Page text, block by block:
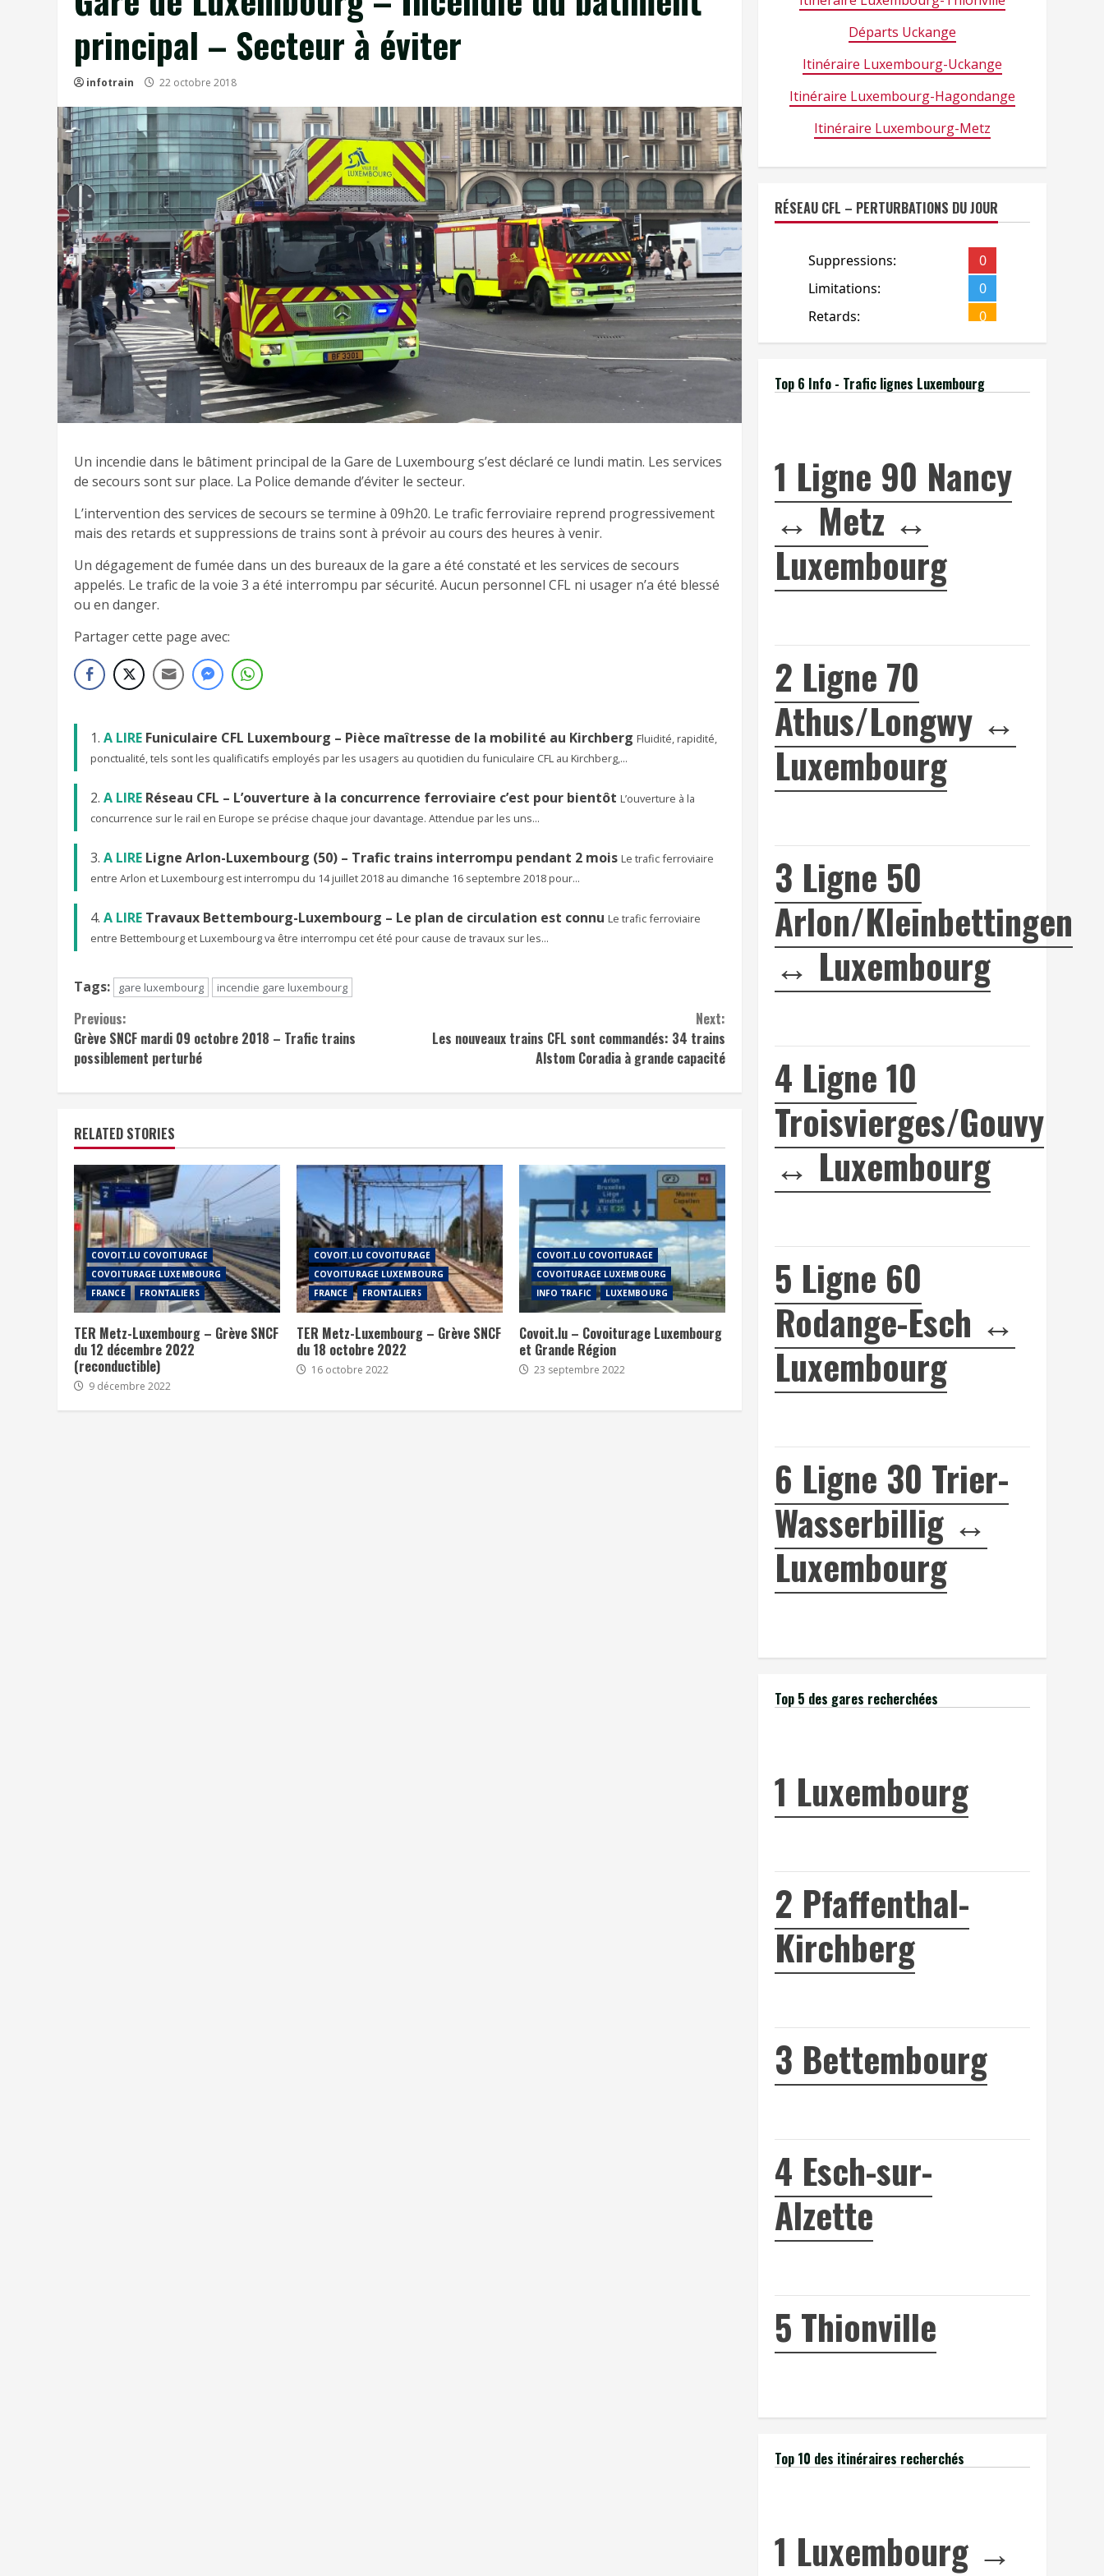
principal – Secteur à éviter
infotrain 22 octobre 2018
Un incendie dans le bâtiment principal de la Gare de Luxembourg s’est déclaré ce lundi matin. Les services
de secours sont sur place. La Police demande d’éviter le secteur.
L’intervention des services de secours se termine à 09h20. Le trafic ferroviaire reprend progressivement
mais des retards et suppressions de trains sont à prévoir au cours des heures à venir.
Un dégagement de fumée dans un des bureaux de la gare a été constaté et les services de secours
appelés. Le trafic de la voie 3 a été interrompu par sécurité. Aucun personnel CFL ni usager n’a été blessé
ou en danger.
Partager cette page avec:
A LIRE Funiculaire CFL Luxembourg – Pièce maîtresse de la mobilité au Kirchberg Fluidité, rapidité,
ponctualité, tels sont les qualificatifs employés par les usagers au quotidien du funiculaire CFL au Kirchberg,...
A LIRE Réseau CFL – L’ouverture à la concurrence ferroviaire c’est pour bientôt L’ouverture à la
concurrence sur le rail en Europe se précise chaque jour davantage. Attendue par les uns...
A LIRE Ligne Arlon-Luxembourg (50) – Trafic trains interrompu pendant 2 mois Le trafic ferroviaire
entre Arlon et Luxembourg est interrompu du 14 juillet 2018 au dimanche 16 septembre 2018 pour...
A LIRE Travaux Bettembourg-Luxembourg – Le plan de circulation est connu Le trafic ferroviaire
entre Bettembourg et Luxembourg va être interrompu cet été pour cause de travaux sur les...
Tags: gare luxembourg incendie gare luxembourg
Continue
Reading
Previous:
Grève SNCF mardi 09 octobre 2018 – Trafic trains
possiblement perturbé
Next:
Les nouveaux trains CFL sont commandés: 34 trains
Alstom Coradia à grande capacité
RELATED STORIES
COVOIT.LU COVOITURAGE
COVOITURAGE LUXEMBOURG
FRANCE
FRONTALIERS
TER Metz-Luxembourg – Grève SNCF
du 12 décembre 2022
(reconductible)
9 décembre 2022
COVOIT.LU COVOITURAGE
COVOITURAGE LUXEMBOURG
FRANCE
FRONTALIERS
TER Metz-Luxembourg – Grève SNCF
du 18 octobre 2022
16 octobre 2022
COVOIT.LU COVOITURAGE
COVOITURAGE LUXEMBOURG
INFO TRAFIC
LUXEMBOURG
Covoit.lu – Covoiturage Luxembourg
et Grande Région
23 septembre 2022
Départs Uckange
Itinéraire Luxembourg-Uckange
Itinéraire Luxembourg-Hagondange
Itinéraire Luxembourg-Metz
RÉSEAU CFL – PERTURBATIONS DU JOUR
Top 6 Info - Trafic lignes Luxembourg
1 Ligne 90 Nancy
↔ Metz ↔
Luxembourg
2 Ligne 70
Athus/Longwy ↔
Luxembourg
3 Ligne 50
Arlon/Kleinbettingen
↔ Luxembourg
4 Ligne 10
Troisvierges/Gouvy
↔ Luxembourg
5 Ligne 60
Rodange-Esch ↔
Luxembourg
6 Ligne 30 Trier-
Wasserbillig ↔
Luxembourg
Top 5 des gares recherchées
1 Luxembourg
2 Pfaffenthal-
Kirchberg
3 Bettembourg
4 Esch-sur-
Alzette
5 Thionville
Top 10 des itinéraires recherchés
1 Luxembourg →